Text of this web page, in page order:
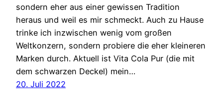
sondern eher aus einer gewissen Tradition
heraus und weil es mir schmeckt. Auch zu Hause
trinke ich inzwischen wenig vom großen
Weltkonzern, sondern probiere die eher kleineren
Marken durch. Aktuell ist Vita Cola Pur (die mit
dem schwarzen Deckel) mein…
20. Juli 2022